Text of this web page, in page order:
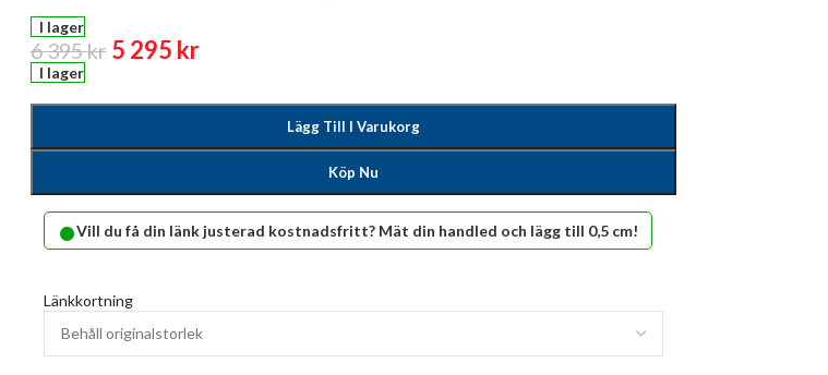
I lager
6 395kr 5 295 kr
I lager
Lägg Till I Varukorg
Köp Nu
•Vill du få din länk justerad kostnadsfritt? Mät din handled och lägg till 0,5 cm!
Länkkortning